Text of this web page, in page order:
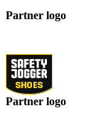
Partner logo
Partner logo